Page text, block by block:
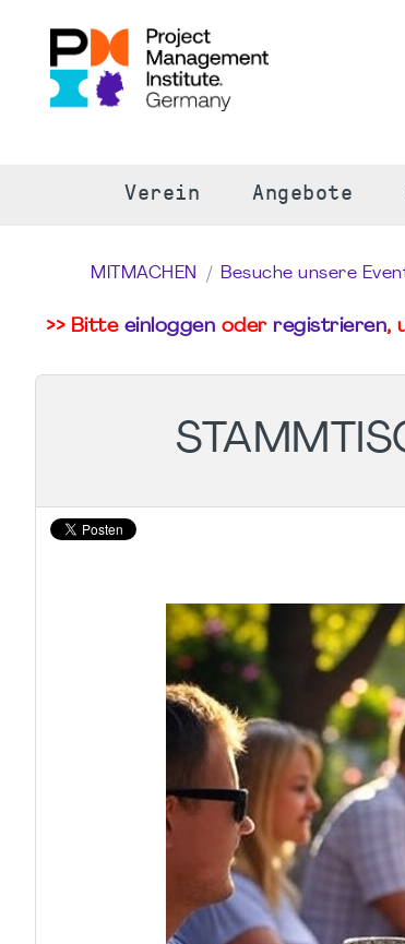
Verein Angebote
MITMACHEN Besuche unsere
>> Bitte einloggen oder registrieren,